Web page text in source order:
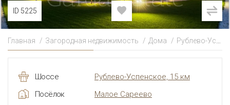
ID 5225
Главная Загородная недвижимость Дома Рублево-Успенское
Шоссе
Рублево-Успенское, 15 км
Посёлок
Малое Сареево